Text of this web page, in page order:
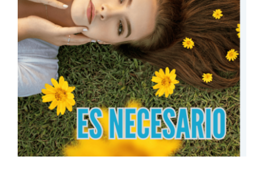
PRIORIZARTE =
AUTOAMOR
Blog Constelaciones familiares Principal